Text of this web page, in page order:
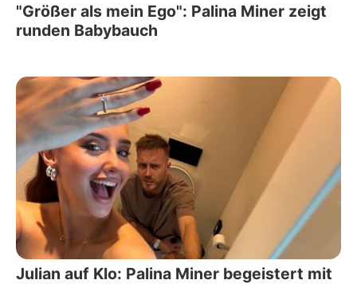
"Größer als mein Ego": Palina Miner zeigt
runden Babybauch
Julian auf Klo: Palina Miner begeistert mit